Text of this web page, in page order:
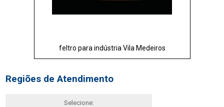
feltro para indústria Vila Medeiros
Regiões de Atendimento
Selecione: